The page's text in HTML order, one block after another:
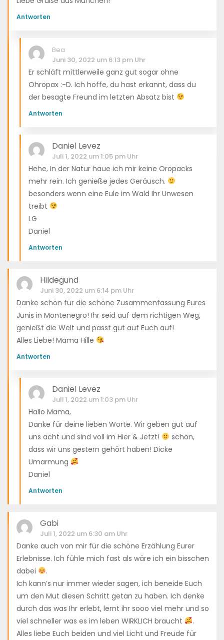
Antworten
Bea
Juni 30, 2022 um 6:13 pm Uhr
Er schläft mittlerweile ganz gut sogar ohne
Ohropax :-D. Ich hoffe, du hast erkannt, dass du
der besagte Freund im letzten Absatz bist
Antworten
Daniel Levez
Juli 1, 2022 um 1:05 pm Uhr
Hehe, In der Natur haue ich mir keine Oropacks
mehr rein. Ich genieße jedes Geräusch.
besonders wenn eine Eule im Wald Ihr Unwesen
treibt
LG
Daniel
Antworten
Hildegund
Juni 30, 2022 um 6:14 pm Uhr
Danke schön für die schöne Zusammenfassung Eures
Junis in Montenegro! Ihr seid auf dem richtigen Weg,
genießt die Welt und passt gut auf Euch auf!
Alles Liebe! Mama Hille
Antworten
Daniel Levez
Juli 1, 2022 um 1:03 pm Uhr
Hallo Mama,
Danke für deine lieben Worte. Wir geben gut auf
uns acht und sind voll im Hier & Jetzt!
schön,
dass wir uns gestern gehört haben! Dicke
Umarmung
Daniel
Antworten
Gabi
Juli 1, 2022 um 6:30 am Uhr
Danke auch von mir für die schöne Erzählung Eurer
Erlebnisse. Ich fühle mich fast als wäre ich ein bisschen
dabei
.
Ich kann’s nur immer wieder sagen, ich beneide Euch
um den Mut diesen Schritt getan zu haben. Ich denke
durch das was Ihr erlebt, lernt ihr sooo viel mehr und so
viel schneller was es im leben WIRKLICH braucht
.
Alles liebe Euch beiden und viel Licht und Freude für